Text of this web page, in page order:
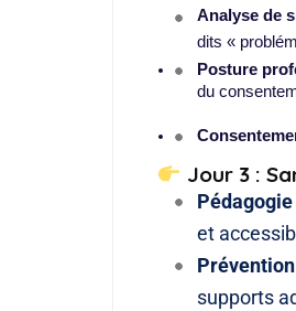
Analyse de
dits «
Posture
du
Jour 3 :
et
supports